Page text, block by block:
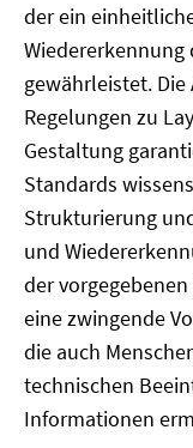
der ein
Wiedererkennung
gewährleistet.
Regelungen zu
Gestaltung
Standards
Strukturierung
und
der
eine zwingende
die auch
technischen
Informationen